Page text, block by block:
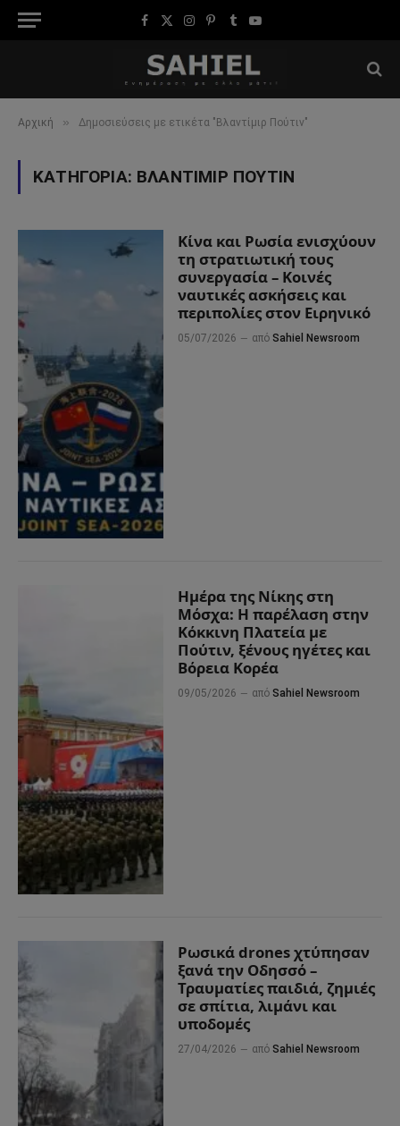
Facebook
X
Instagram
Pinterest
TumblrYouTube
Αρχική » Δημοσιεύσεις με ετικέτα "Βλαντίμιρ Πούτιν"
ΚΑΤΗΓΟΡΊΑ: ΒΛΑΝΤΊΜΙΡ ΠΟΎΤΙΝ
Κίνα και Ρωσία ενισχύουν
τη στρατιωτική τους
συνεργασία – Κοινές
ναυτικές ασκήσεις και
περιπολίες στον Ειρηνικό
05/07/2026 από Sahiel Newsroom
Ημέρα της Νίκης στη
Μόσχα: Η παρέλαση στην
Κόκκινη Πλατεία με
Πούτιν, ξένους ηγέτες και
Βόρεια Κορέα
09/05/2026 από Sahiel Newsroom
Ρωσικά drones χτύπησαν
ξανά την Οδησσό –
Τραυματίες παιδιά, ζημιές
σε σπίτια, λιμάνι και
υποδομές
27/04/2026 από Sahiel Newsroom